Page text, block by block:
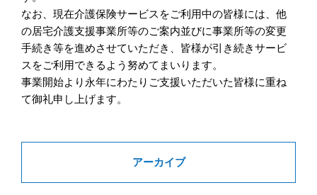
なお、現在介護保険サービスをご利用中の皆様には、他
の居宅介護支援事業所等のご案内並びに事業所等の変更
手続き等を進めさせていただき、皆様が引き続きサービ
スをご利用できるよう努めてまいります。
事業開始より永年にわたりご支援いただいた皆様に重ね
て御礼申し上げます。
アーカイブ